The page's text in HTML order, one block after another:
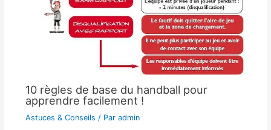
10 règles de base du handball pour
apprendre facilement !
Astuces & Conseils / Par admin